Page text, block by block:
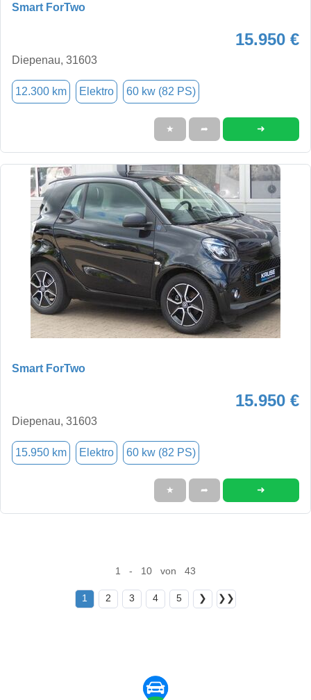
Smart ForTwo
15.950 €
Diepenau, 31603
12.300 km Elektro 60 kw (82 PS)
★ ➦ ➜
Smart ForTwo
15.950 €
Diepenau, 31603
15.950 km Elektro 60 kw (82 PS)
★ ➦ ➜
1 - 10 von 43
1 2 3 4 5 ❯ ❯❯